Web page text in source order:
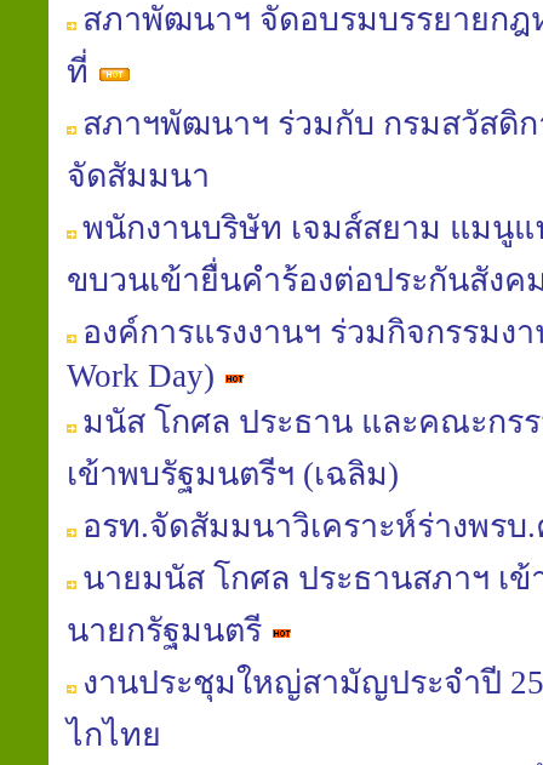
สภาพัฒนาฯ จัดอบรมบรรยายกฎ
ที่
สภาฯพัฒนาฯ ร่วมกับ กรมสวัสดิก
จัดสัมมนา
พนักงานบริษัท เจมส์สยาม แมนูแ
ขบวนเข้ายื่นคำร้องต่อประกันสังค
องค์การแรงงานฯ ร่วมกิจกรรมง
Work Day)
มนัส โกศล ประธาน และคณะกร
เข้าพบรัฐมนตรีฯ (เฉลิม)
อรท.จัดสัมมนาวิเคราะห์ร่างพรบ
นายมนัส โกศล ประธานสภาฯ เ
นายกรัฐมนตรี
งานประชุมใหญ่สามัญประจำปี
ไกไทย